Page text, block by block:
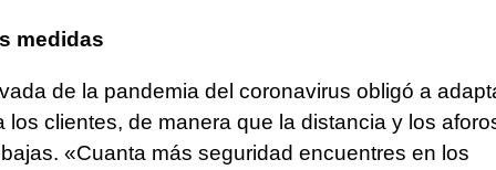
medidas
de la pandemia del coronavirus obligó a
los clientes, de manera que la distancia y los
«Cuanta más seguridad encuentres en los